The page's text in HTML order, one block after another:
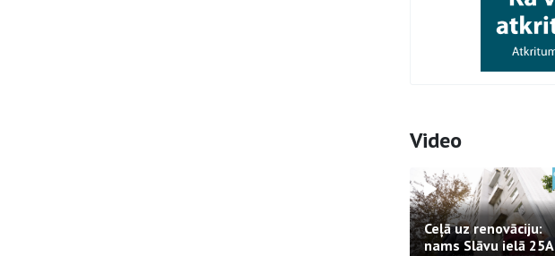
Video
Ceļā uz renovāciju:
nams Slāvu ielā 25A